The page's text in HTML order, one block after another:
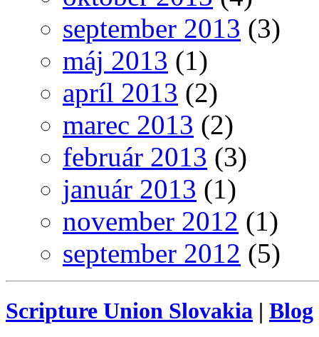
september 2013 (3)
máj 2013 (1)
apríl 2013 (2)
marec 2013 (2)
február 2013 (3)
január 2013 (1)
november 2012 (1)
september 2012 (5)
Scripture Union Slovakia | Blog